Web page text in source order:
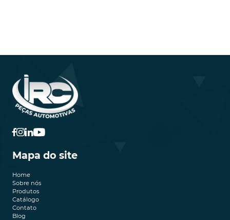
Mapa do site
Home
Sobre nós
Produtos
Catálogo
Contato
Blog